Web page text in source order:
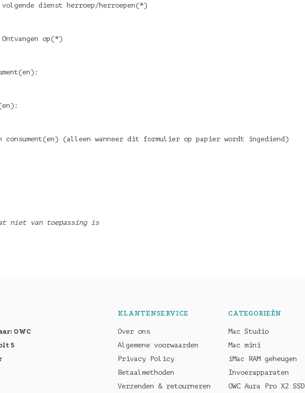
dienst herroep/herroepen(*)
op(*)
consument(en) (alleen wanneer dit formulier op papier wordt ingediend)
niet van toepassing is
OWC
5
KLANTENSERVICE
Over ons
Algemene voorwaarden
Privacy Policy
Betaalmethoden
Verzenden & retourneren
CATEGORIEËN
Mac Studio
Mac mini
iMac RAM geheugen
Invoerapparaten
OWC Aura Pro X2 SSD